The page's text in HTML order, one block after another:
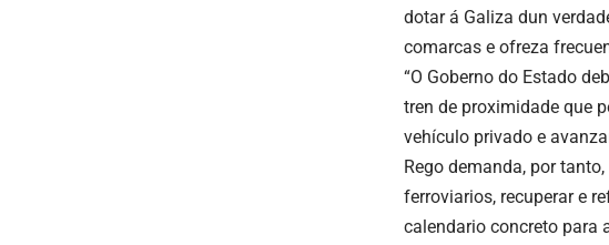
dotar á Galiza dun
comarcas e ofreza
“O Goberno do Estado
tren de proximidade que
vehículo privado e
Rego demanda, por
ferroviarios, recuperar e
calendario concreto para